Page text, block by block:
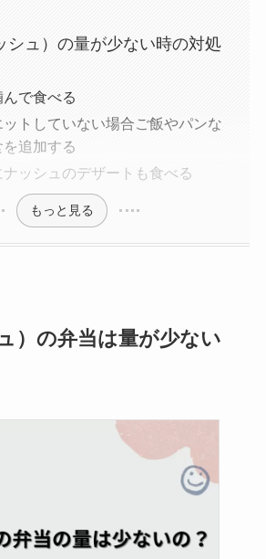
シュ）の量が少ない時の対処
んで食べる
ットしていない場合ご飯やパンな
を追加する
ナッシュのデザートも食べる
もっと見る
）の弁当は量が少ない